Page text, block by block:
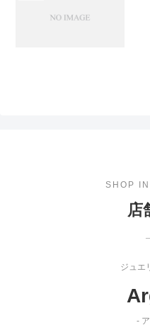
SHOP
店
ジュエ
-